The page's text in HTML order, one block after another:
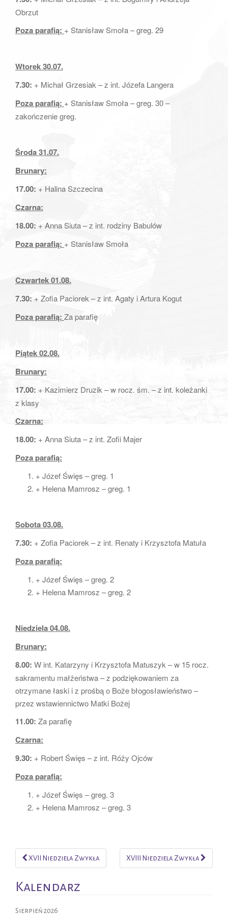
i
Obrzut
Poza parafią: + Stanisław Smoła – greg. 29
Wtorek 30.07.
7.30: + Michał Grzesiak – z int. Józefa Langera
Poza parafią: + Stanisław Smoła – greg. 30 –
zakończenie greg.
Środa 31.07.
Brunary:
17.00: + Halina Szczecina
Czarna:
18.00: + Anna Siuta – z int. rodziny Babulów
Poza parafią: + Stanisław Smoła
Czwartek 01.08.
7.30: + Zofia Paciorek – z int. Agaty i Artura Kogut
Poza parafią: Za parafię
Piątek 02.08.
Brunary:
17.00: + Kazimierz Druzik – w rocz. śm. – z int. koleżanki
z klasy
Czarna:
18.00: + Anna Siuta – z int. Zofii Majer
Poza parafią:
+ Józef Święs – greg. 1
+ Helena Mamrosz – greg. 1
Sobota 03.08.
7.30: + Zofia Paciorek – z int. Renaty i Krzysztofa Matuła
Poza parafią:
+ Józef Święs – greg. 2
+ Helena Mamrosz – greg. 2
Niedziela 04.08.
Brunary:
8.00: W int. Katarzyny i Krzysztofa Matuszyk – w 15 rocz.
sakramentu małżeństwa – z podziękowaniem za
otrzymane łaski i z prośbą o Boże błogosławieństwo –
przez wstawiennictwo Matki Bożej
11.00: Za parafię
Czarna:
9.30: + Robert Święs – z int. Róży Ojców
Poza parafią:
+ Józef Święs – greg. 3
+ Helena Mamrosz – greg. 3
Post navigation
XVII Niedziela Zwykła XVIII Niedziela Zwykła
Kalendarz
Sierpień 2026